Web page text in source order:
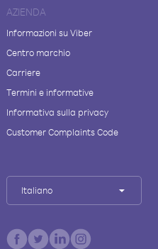
AZIENDA
Informazioni su Viber
Centro marchio
Carriere
Termini e informative
Informativa sulla privacy
Customer Complaints Code
Italiano